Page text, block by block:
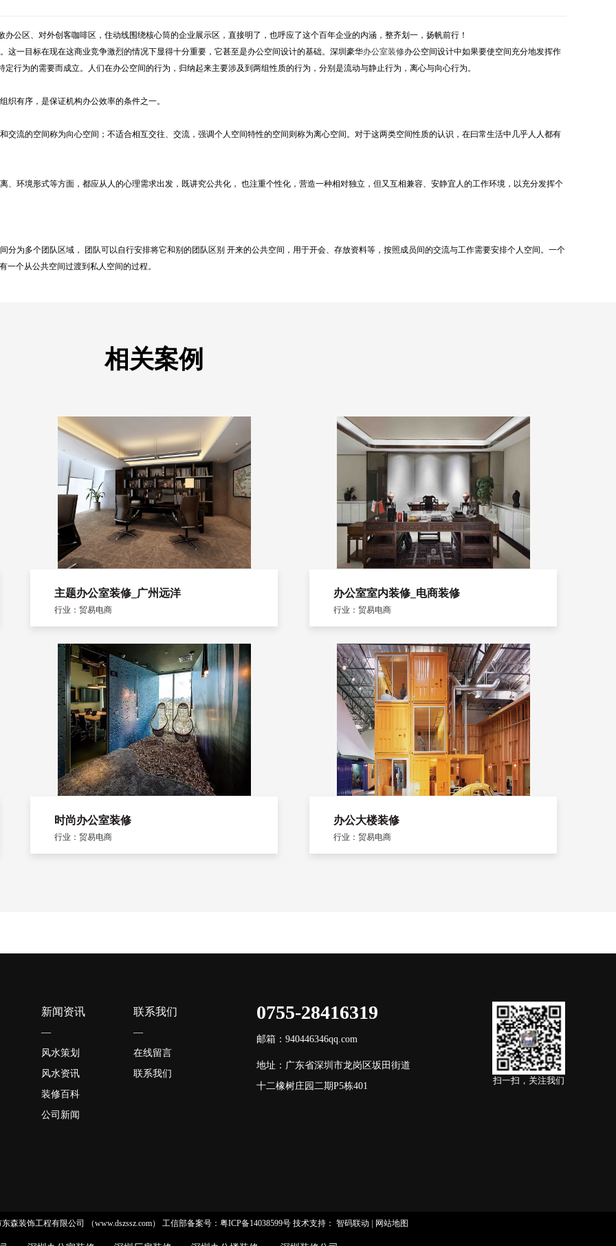
公区、对外创客咖啡区，住动线围绕核心筒的企业展示区，直接明了，也呼应了这个百年企业的内涵，整齐划一，扬帆前行！
这一目标在现在这商业竞争激烈的情况下显得十分重要，它甚至是办公空间设计的基础。深圳豪华办公室装修办公空间设计中如果要使空间充分地发挥作
行为的需要而成立。人们在办公空间的行为，归纳起来主要涉及到两组性质的行为，分别是流动与静止行为，离心与向心行为。
织有序，是保证机构办公效率的条件之一。
交流的空间称为向心空间；不适合相互交往、交流，强调个人空间特性的空间则称为离心空间。对于这两类空间性质的认识，在曰常生活中几乎人人都有
、环境形式等方面，都应从人的心理需求出发，既讲究公共化， 也注重个性化，营造一种相对独立，但又互相兼容、安静宜人的工作环境，以充分发挥个
分为多个团队区域， 团队可以自行安排将它和别的团队区别 开来的公共空间，用于开会、存放资料等，按照成员间的交流与工作需要安排个人空间。一个
一个从公共空间过渡到私人空间的过程。
相关案例
主题办公室装修_广州远洋
行业：贸易电商
办公室室内装修_电商装修
行业：贸易电商
时尚办公室装修
行业：贸易电商
办公大楼装修
行业：贸易电商
新闻资讯
—
风水策划
风水资讯
装修百科
公司新闻
联系我们
—
在线留言
联系我们
0755-28416319
邮箱：940446346qq.com
地址：广东省深圳市龙岗区坂田街道
十二橡树庄园二期P5栋401
扫一扫，关注我们
森装饰工程有限公司 （www.dszssz.com） 工信部备案号：粤ICP备14038599号 技术支持： 智码联动 网站地图